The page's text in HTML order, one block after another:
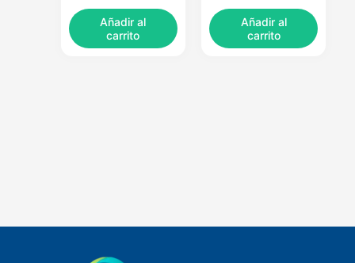
Añadir al
carrito
Añadir al
carrito